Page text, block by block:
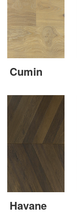
Cumin
Havane